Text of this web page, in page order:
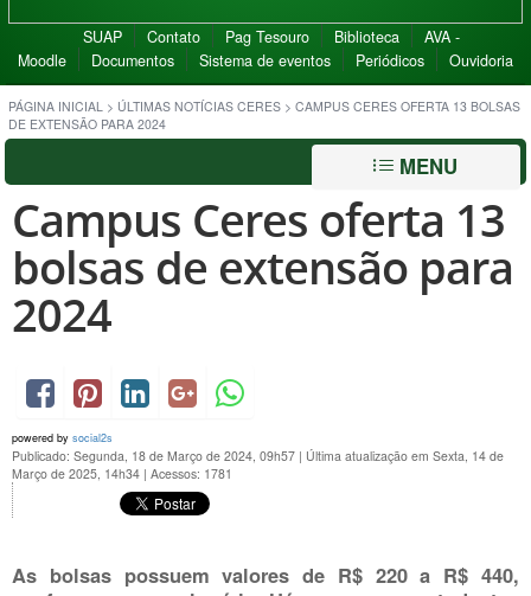
SUAP Contato Pag Tesouro Biblioteca
AVA -
Moodle
Documentos Sistema de eventos Periódicos Ouvidoria
PÁGINA INICIAL > ÚLTIMAS NOTÍCIAS CERES > CAMPUS CERES OFERTA 13 BOLSAS
DE EXTENSÃO PARA 2024
MENU
Campus Ceres oferta 13
bolsas de extensão para
2024
powered by social2s
Publicado: Segunda, 18 de Março de 2024, 09h57 | Última atualização em Sexta, 14 de
Março de 2025, 14h34 | Acessos: 1781
As bolsas possuem valores de R$ 220 a R$ 440,